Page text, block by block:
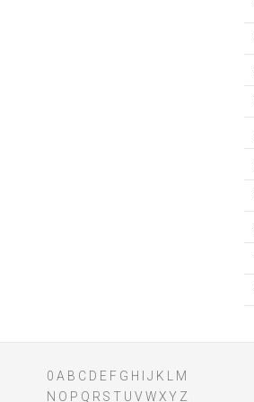
0 A B C D E F G H J K
M
N O P Q R S T U V WXY Z